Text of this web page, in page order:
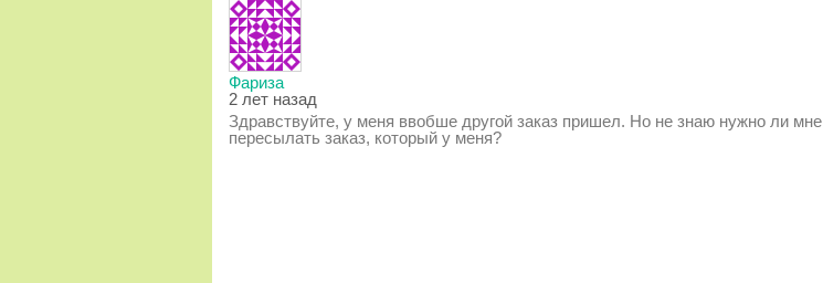
Фариза
2 лет назад
Здравствуйте, у меня ввобше другой заказ пришел. Но не знаю нужно ли мне
пересылать заказ, который у меня?